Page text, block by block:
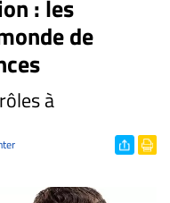
: les
de
à